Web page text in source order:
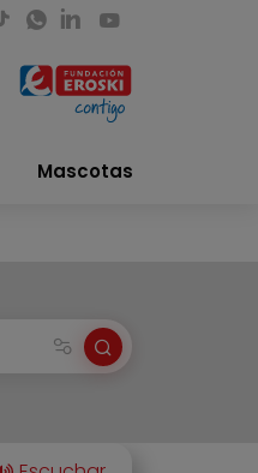
Mascotas